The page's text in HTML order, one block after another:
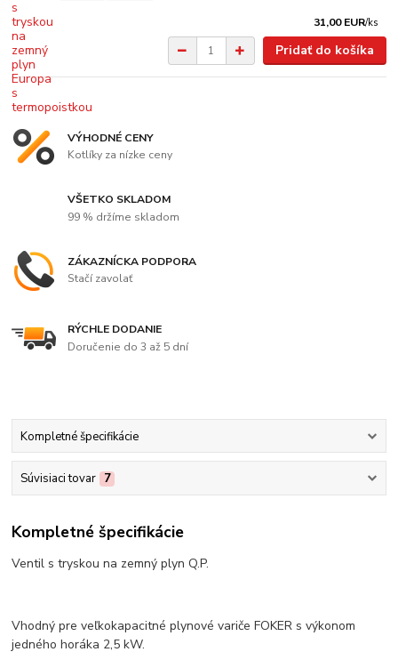
31,00 EUR/ks
Pridať do košíka
VÝHODNÉ CENY
Kotlíky za nízke ceny
VŠETKO SKLADOM
99 % držíme skladom
ZÁKAZNÍCKA PODPORA
Stačí zavolať
RÝCHLE DODANIE
Doručenie do 3 až 5 dní
Kompletné špecifikácie
Súvisiaci tovar 7
Kompletné špecifikácie
Ventil s tryskou na zemný plyn Q.P.
Vhodný pre veľkokapacitné plynové variče FOKER s výkonom
jedného horáka 2,5 kW.